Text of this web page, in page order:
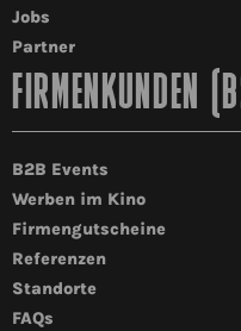
Jobs
Partner
FIRMENKUNDEN
B2B Events
Werben im Kino
Firmengutscheine
Referenzen
Standorte
FAQs